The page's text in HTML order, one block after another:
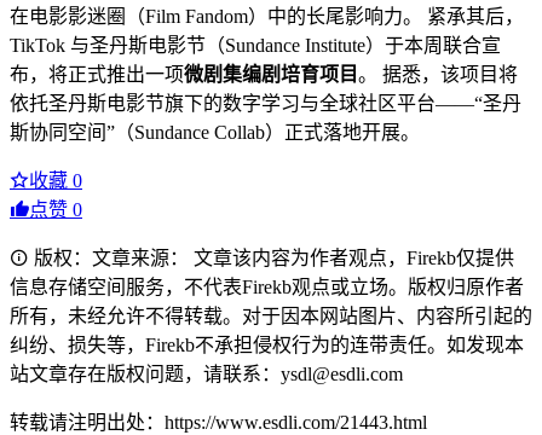
在电影影迷圈（Film Fandom）中的长尾影响力。
紧承其后，
TikTok 与圣丹斯电影节（Sundance Institute）于本周联合宣
布，将正式推出一项微剧集编剧培育项目。
据悉，该项目将
依托圣丹斯电影节旗下的数字学习与全球社区平台——“圣丹
斯协同空间”（Sundance Collab）正式落地开展。
收藏 0
点赞 0
版权：文章来源： 文章该内容为作者观点，Firekb仅提供
信息存储空间服务，不代表Firekb观点或立场。版权归原作者
所有，未经允许不得转载。对于因本网站图片、内容所引起的
纠纷、损失等，Firekb不承担侵权行为的连带责任。如发现本
站文章存在版权问题，请联系：ysdl@esdli.com
转载请注明出处：https://www.esdli.com/21443.html